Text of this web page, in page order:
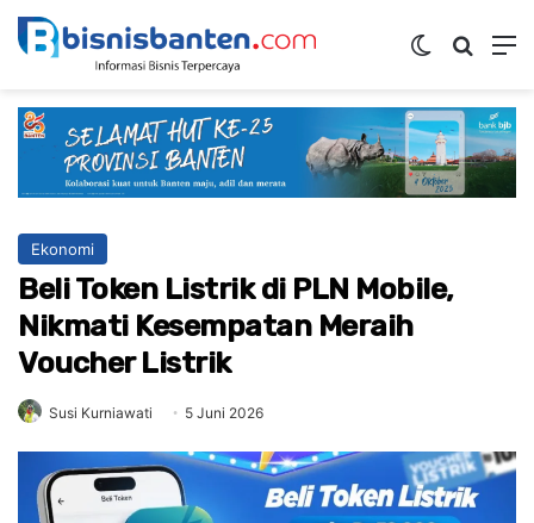
Switch skin
Ekonomi
Beli Token Listrik di PLN Mobile,
Nikmati Kesempatan Meraih
Voucher Listrik
Susi Kurniawati 5 Juni 2026